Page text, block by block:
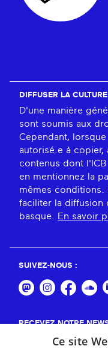
DIFFUSER LA
D'une manière
sont soumis aux
Cependant,
autorisé.e à
contenus dont
en mentionnez la
mêmes conditions.
faciliter la diffusion
basque. En savoir
SUIVEZ-NOUS :
RECEVEZ NOTRE
Ce site